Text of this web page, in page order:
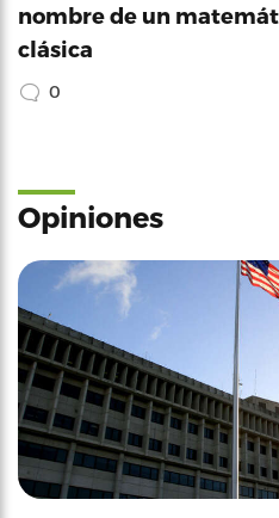
nombre de un
clásica
0
Opiniones